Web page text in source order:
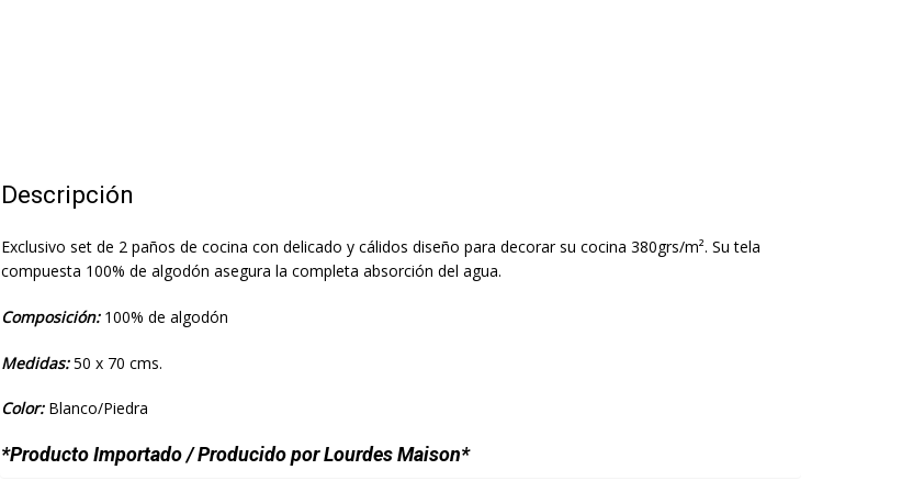
Descripción
Exclusivo set de 2 paños de cocina con delicado y cálidos diseño para decorar su cocina 380grs/m². Su tela
compuesta 100% de algodón asegura la completa absorción del agua.
Composición: 100% de algodón
Medidas:50 x 70 cms.
Color: Blanco/Piedra
*Producto Importado / Producido por Lourdes Maison*